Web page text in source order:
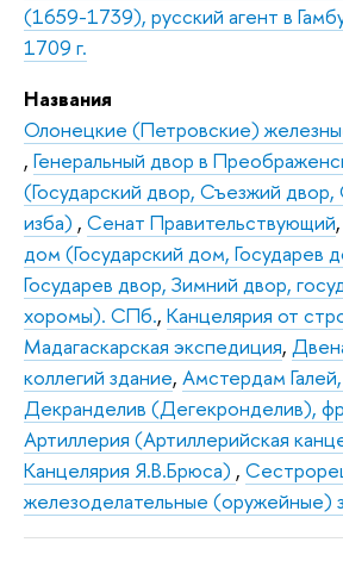
(1659-1739), русский агент в
1709 г.
Названия
Олонецкие (Петровские)
, Генеральный двор в
(Государский двор, Съезжий двор,
изба) , Сенат Правительствующий,
дом (Государский дом, Государев
Государев двор, Зимний двор,
хоромы). СПб., Канцелярия от
Мадагаскарская экспедиция,
коллегий здание, Амстердам
Декранделив (Дегекронделив),
Артиллерия (Артиллерийская
Канцелярия Я.В.Брюса) ,
железоделательные (оружейные)